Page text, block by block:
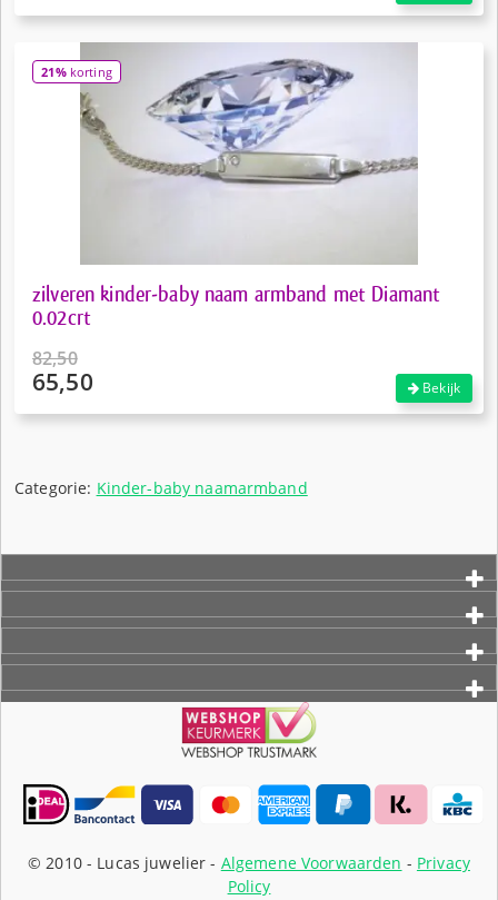
is:
€17,95.
21%korting
zilveren kinder-baby naam armband met Diamant
0.02crt
82,50
Oorspronkelijke
65,50
€65,50.
Bekijk
Categorie: Kinder-baby naamarmband
© 2010 - Lucas juwelier - Algemene Voorwaarden - Privacy
Policy